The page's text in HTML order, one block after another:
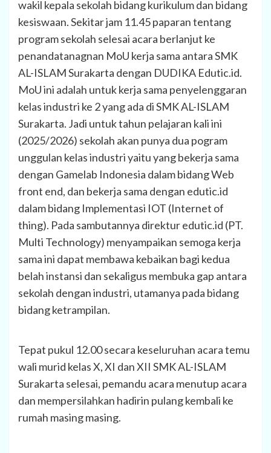
wakil kepala sekolah bidang kurikulum dan bidang
kesiswaan. Sekitar jam 11.45 paparan tentang
program sekolah selesai acara berlanjut ke
penandatanagnan MoU kerja sama antara SMK
AL-ISLAM Surakarta dengan DUDIKA Edutic.id.
MoU ini adalah untuk kerja sama penyelenggaran
kelas industri ke 2 yang ada di SMK AL-ISLAM
Surakarta. Jadi untuk tahun pelajaran kali ini
(2025/2026) sekolah akan punya dua pogram
unggulan kelas industri yaitu yang bekerja sama
dengan Gamelab Indonesia dalam bidang Web
front end, dan bekerja sama dengan edutic.id
dalam bidang Implementasi IOT (Internet of
thing). Pada sambutannya direktur edutic.id (PT.
Multi Technology) menyampaikan semoga kerja
sama ini dapat membawa kebaikan bagi kedua
belah instansi dan sekaligus membuka gap antara
sekolah dengan industri, utamanya pada bidang
bidang ketrampilan.
Tepat pukul 12.00 secara keseluruhan acara temu
wali murid kelas X, XI dan XII SMK AL-ISLAM
Surakarta selesai, pemandu acara menutup acara
dan mempersilahkan hadirin pulang kembali ke
rumah masing masing.